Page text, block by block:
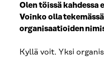
Olen töissä kahdessa
Voinko olla
organisaatioiden
Kyllä voit. Yksi